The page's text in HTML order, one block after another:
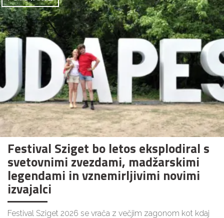
Festival Sziget bo letos eksplodiral s
svetovnimi zvezdami, madžarskimi
legendami in vznemirljivimi novimi
izvajalci
Festival Sziget 2026 se vrača z večjim zagonom kot kdaj